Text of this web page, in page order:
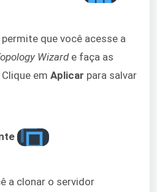
que você acesse a
Wizarde faça as
em Aplicar para salvar
a clonar o servidor